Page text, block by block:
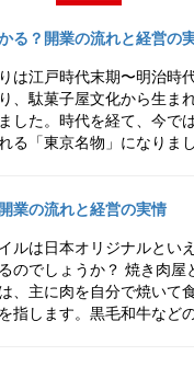
る？開業の流れと経営の
は江戸時代末期〜明治時
、駄菓子屋文化から生ま
した。時代を経て、今で
る「東京名物」になりま
業の流れと経営の実情
ルは日本オリジナルとい
のでしょうか？ 焼き肉屋
、主に肉を自分で焼いて
指します。黒毛和牛など